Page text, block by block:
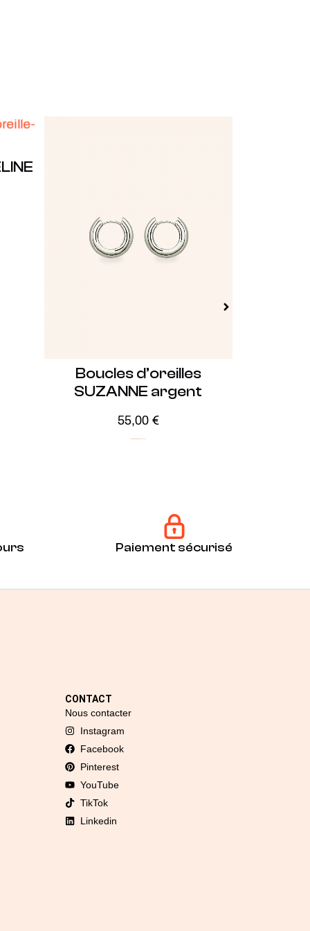
Boucles d’oreilles
SUZANNE argent
55,00 €
Paiement sécurisé
CONTACT
Nous contacter
Instagram
Facebook
Pinterest
YouTube
TikTok
Linkedin